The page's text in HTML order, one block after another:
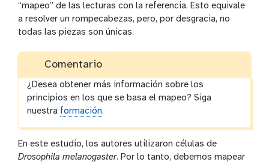
“mapeo” de las lecturas con la referencia. Esto equivale
a resolver un rompecabezas, pero, por desgracia, no
todas las piezas son únicas.
Comentario
¿Desea obtener más información sobre los
principios en los que se basa el mapeo? Siga
nuestra formación.
En este estudio, los autores utilizaron células de
Drosophila melanogaster. Por lo tanto, debemos mapear